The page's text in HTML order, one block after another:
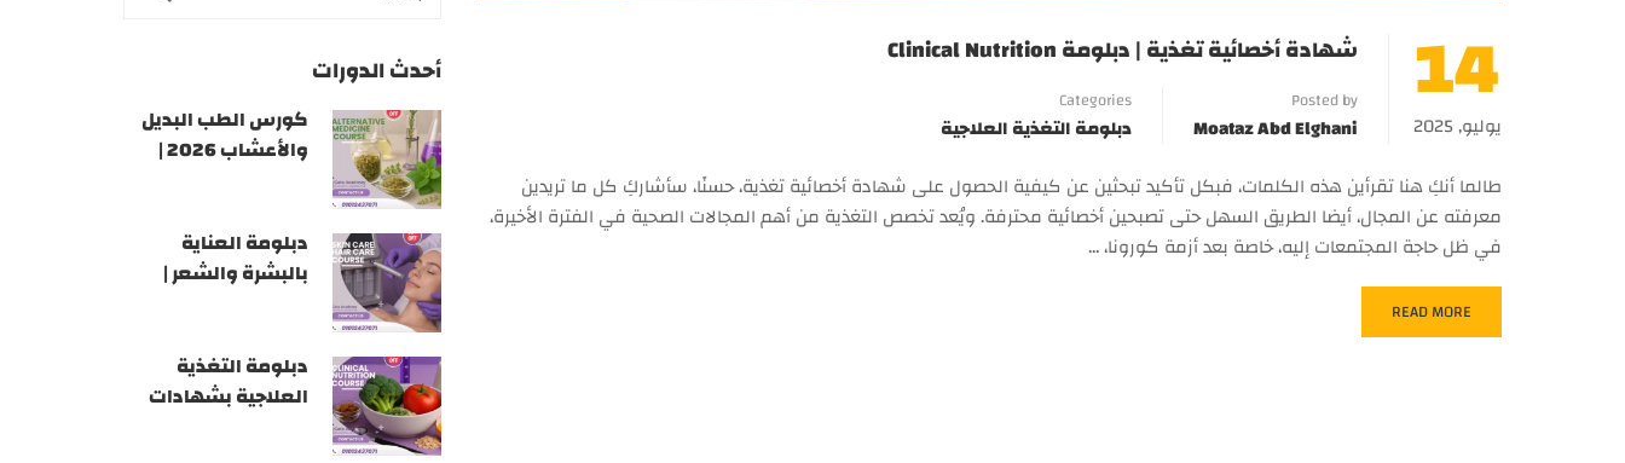
14
يوليو, 2025
شهادة أخصائية تغذية | دبلومة Clinical Nutrition
Posted by
Moataz Abd Elghani
Categories
دبلومة التغذية العلاجية
طالما أنكِ هنا تقرأين هذه الكلمات، فبكل تأكيد تبحثين عن كيفية الحصول على شهادة أخصائية تغذية، حسنًا، سأشاركِ كل ما تريدين
معرفته عن المجال، أيضا الطريق السهل حتى تصبحين أخصائية محترفة. ويُعد تخصص التغذية من أهم المجالات الصحية في الفترة الأخيرة،
في ظل حاجة المجتمعات إليه، خاصة بعد أزمة كورونا، …
READ MORE
أحدث الدورات
كورس الطب البديل
والأعشاب 2026 |
دبلومة العناية
بالبشرة والشعر |
دبلومة التغذية
العلاجية بشهادات